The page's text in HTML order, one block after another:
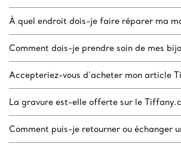
À quel endroit dois-je faire réparer ma
Comment dois-je prendre soin de mes
Accepteriez-vous d’acheter mon article
La gravure est-elle offerte sur le
Comment puis-je retourner ou échanger